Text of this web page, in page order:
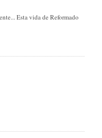
Esta vida de Reformado